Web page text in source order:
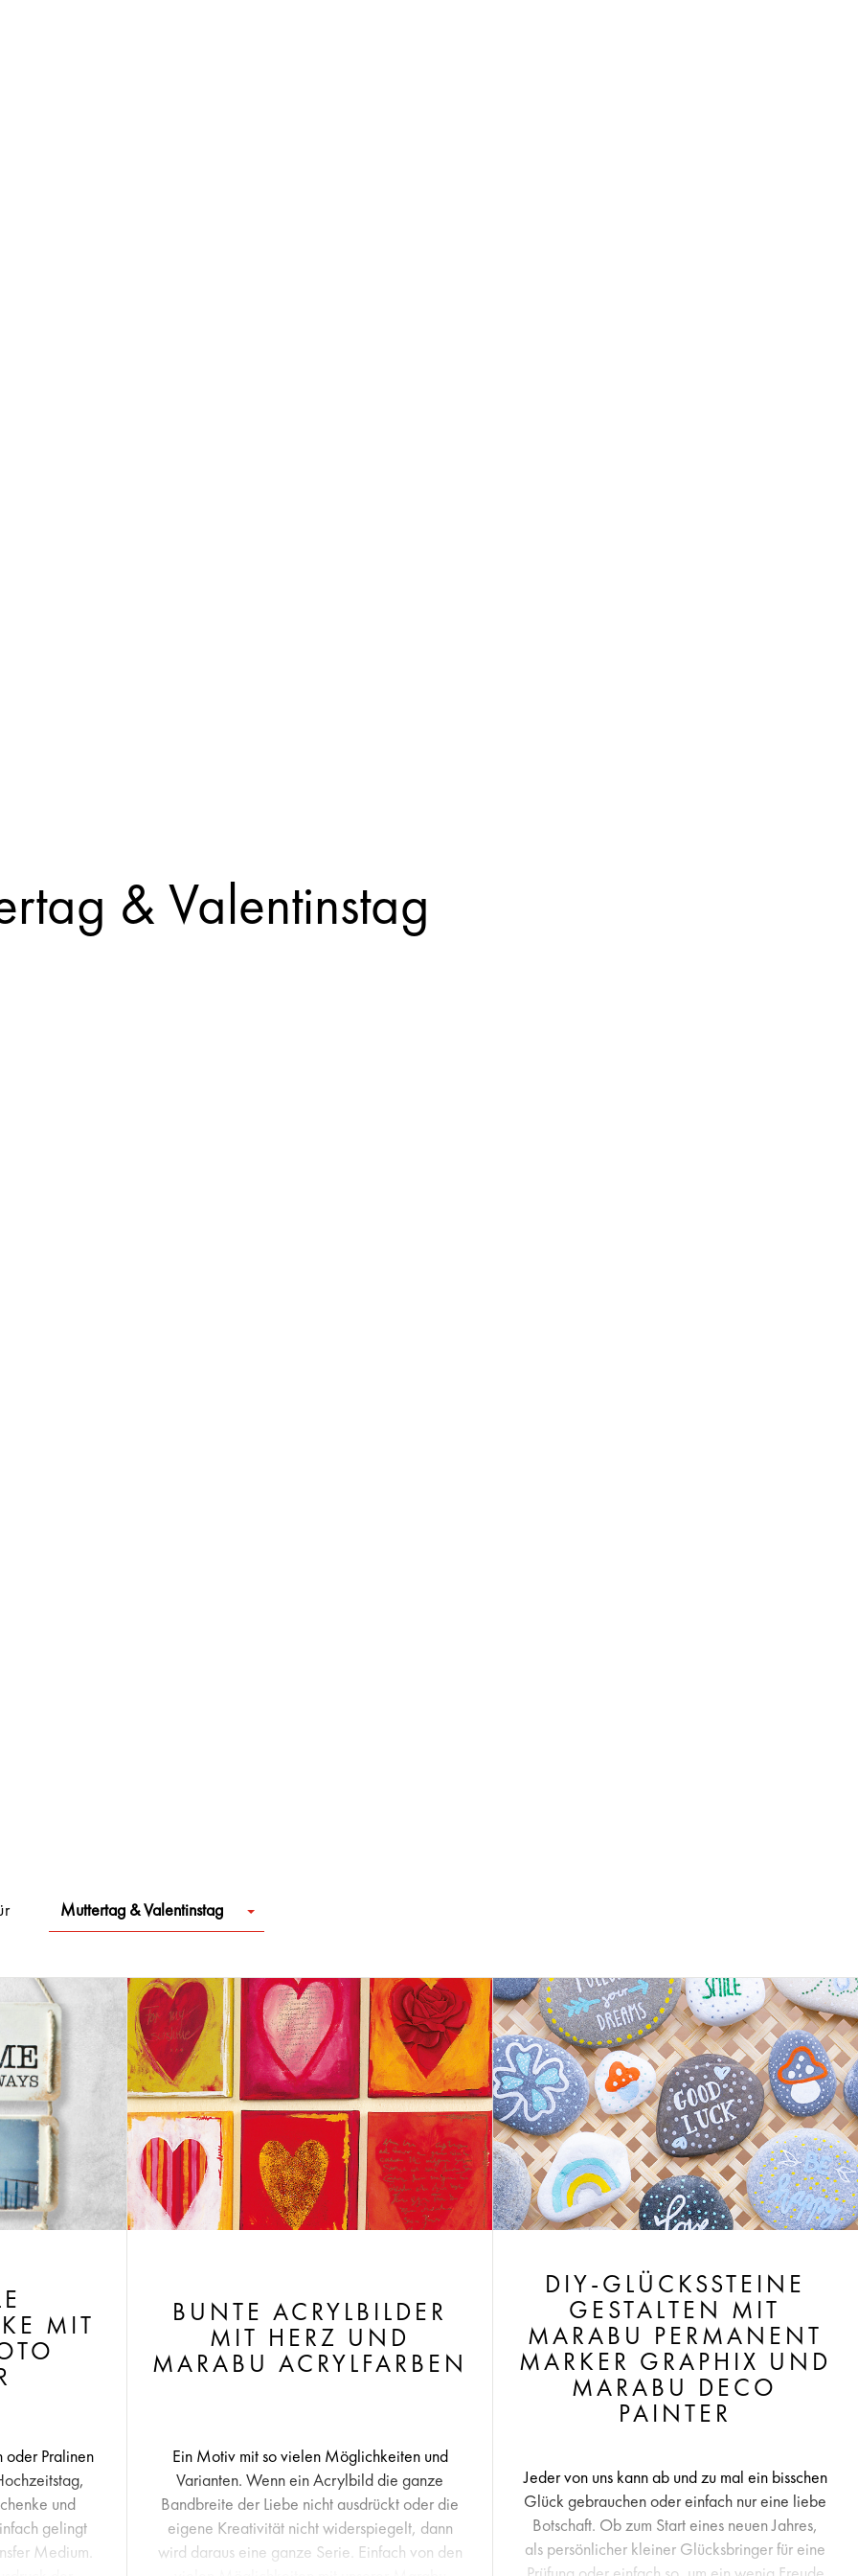
& Valentinstag
Muttertag & Valentinstag
MIT
oder Pralinen
und
gelingt
Medium.
BUNTE ACRYLBILDER
MIT HERZ UND
MARABU ACRYLFARBEN
Ein Motiv mit so vielen Möglichkeiten und
Varianten. Wenn ein Acrylbild die ganze
Bandbreite der Liebe nicht ausdrückt oder die
eigene Kreativität nicht widerspiegelt, dann
wird daraus eine ganze Serie. Einfach von den
DIY-GLÜCKSSTEINE
GESTALTEN MIT
MARABU PERMANENT
MARKER GRAPHIX UND
MARABU DECO
PAINTER
Jeder von uns kann ab und zu mal ein bisschen
Glück gebrauchen oder einfach nur eine liebe
Botschaft. Ob zum Start eines neuen Jahres,
als persönlicher kleiner Glücksbringer für eine